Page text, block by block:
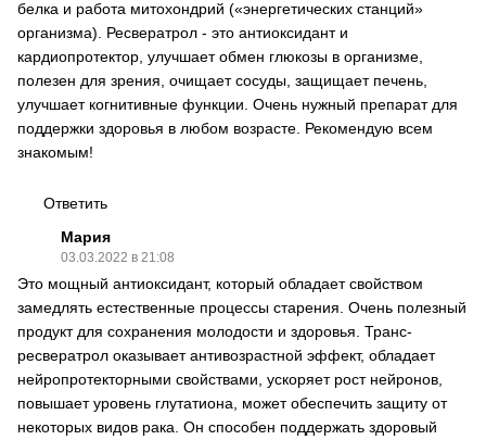
белка и работа митохондрий («энергетических станций»
организма). Ресвератрол - это антиоксидант и
кардиопротектор, улучшает обмен глюкозы в организме,
полезен для зрения, очищает сосуды, защищает печень,
улучшает когнитивные функции. Очень нужный препарат для
поддержки здоровья в любом возрасте. Рекомендую всем
знакомым!
Ответить
Мария
03.03.2022 в 21:08
Это мощный антиоксидант, который обладает свойством
замедлять естественные процессы старения. Очень полезный
продукт для сохранения молодости и здоровья. Транс-
ресвератрол оказывает антивозрастной эффект, обладает
нейропротекторными свойствами, ускоряет рост нейронов,
повышает уровень глутатиона, может обеспечить защиту от
некоторых видов рака. Он способен поддержать здоровый